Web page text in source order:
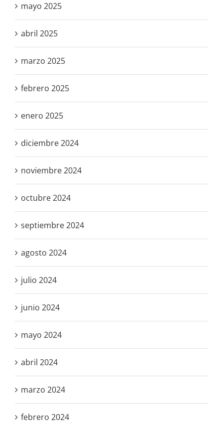
mayo 2025
abril 2025
marzo 2025
febrero 2025
enero 2025
diciembre 2024
noviembre 2024
octubre 2024
septiembre 2024
agosto 2024
julio 2024
junio 2024
mayo 2024
abril 2024
marzo 2024
febrero 2024